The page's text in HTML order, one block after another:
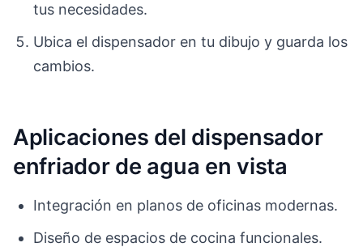
tus necesidades.
Ubica el dispensador en tu dibujo y guarda los
cambios.
Aplicaciones del dispensador
enfriador de agua en vista
Integración en planos de oficinas modernas.
Diseño de espacios de cocina funcionales.